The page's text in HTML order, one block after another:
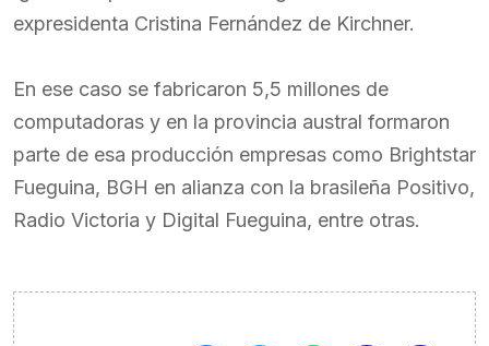
expresidenta Cristina Fernández de Kirchner.
En ese caso se fabricaron 5,5 millones de
computadoras y en la provincia austral formaron
parte de esa producción empresas como Brightstar
Fueguina, BGH en alianza con la brasileña Positivo,
Radio Victoria y Digital Fueguina, entre otras.